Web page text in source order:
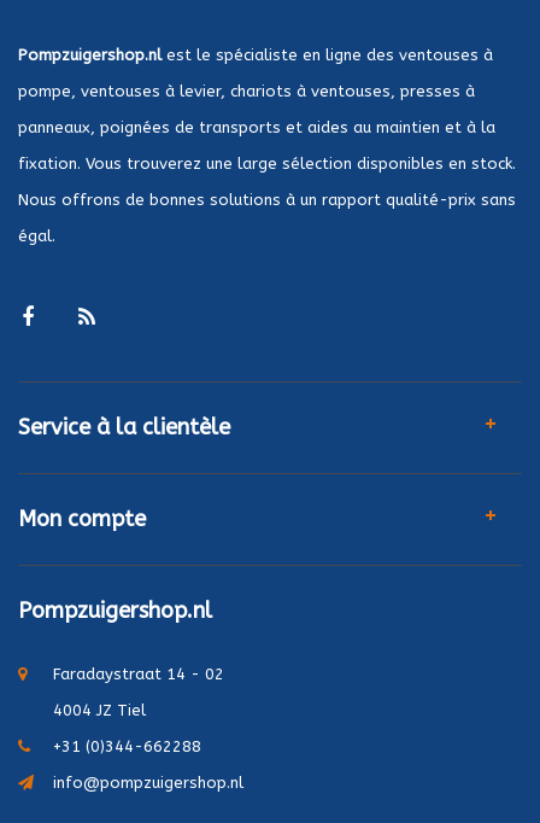
Pompzuigershop.nlest le spécialiste en ligne des ventouses à
pompe, ventouses à levier, chariots à ventouses, presses à
panneaux, poignées de transports et aides au maintien et à la
fixation. Vous trouverez une large sélection disponibles en stock.
Nous offrons de bonnes solutions à un rapport qualité-prix sans
égal.
Service à la clientèle
Mon compte
Pompzuigershop.nl
Faradaystraat 14 - 02
4004 JZ Tiel
+31 (0)344-662288
info@pompzuigershop.nl